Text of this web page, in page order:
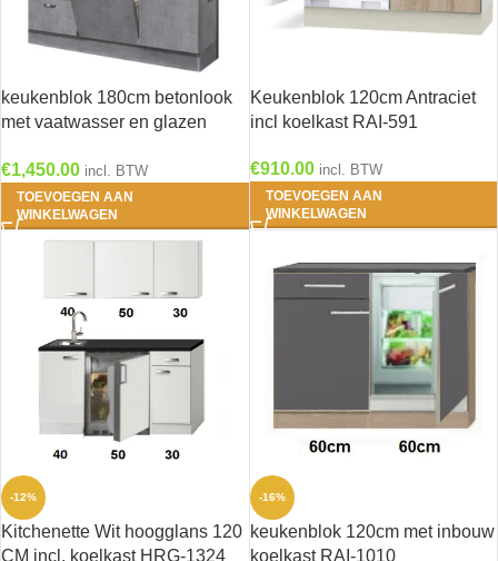
keukenblok 180cm betonlook
met vaatwasser en glazen
€1,450.00 incl. BTW
TOEVOEGEN AAN
WINKELWAGEN
Keukenblok 120cm Antraciet
incl koelkast RAI-591
€910.00 incl. BTW
TOEVOEGEN AAN
WINKELWAGEN
-12%
Kitchenette Wit hoogglans 120
CM incl. koelkast HRG-1324
-16%
keukenblok 120cm met inbouw
koelkast RAI-1010